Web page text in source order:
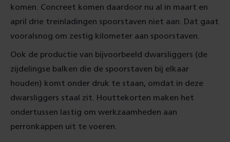
komen. Concreet komen daardoor nu al in maart en
april drie treinladingen spoorstaven niet aan. Dat gaat
vooralsnog om zestig kilometer aan spoorstaven.
Ook de productie van bijvoorbeeld dwarsliggers (de
zijdelingse balken die de spoorstaven bij elkaar
houden) komt onder druk te staan, omdat in deze
dwarsliggers staal zit. Houttekorten maken het
ondertussen lastig om werkzaamheden aan
perronkappen uit te voeren.